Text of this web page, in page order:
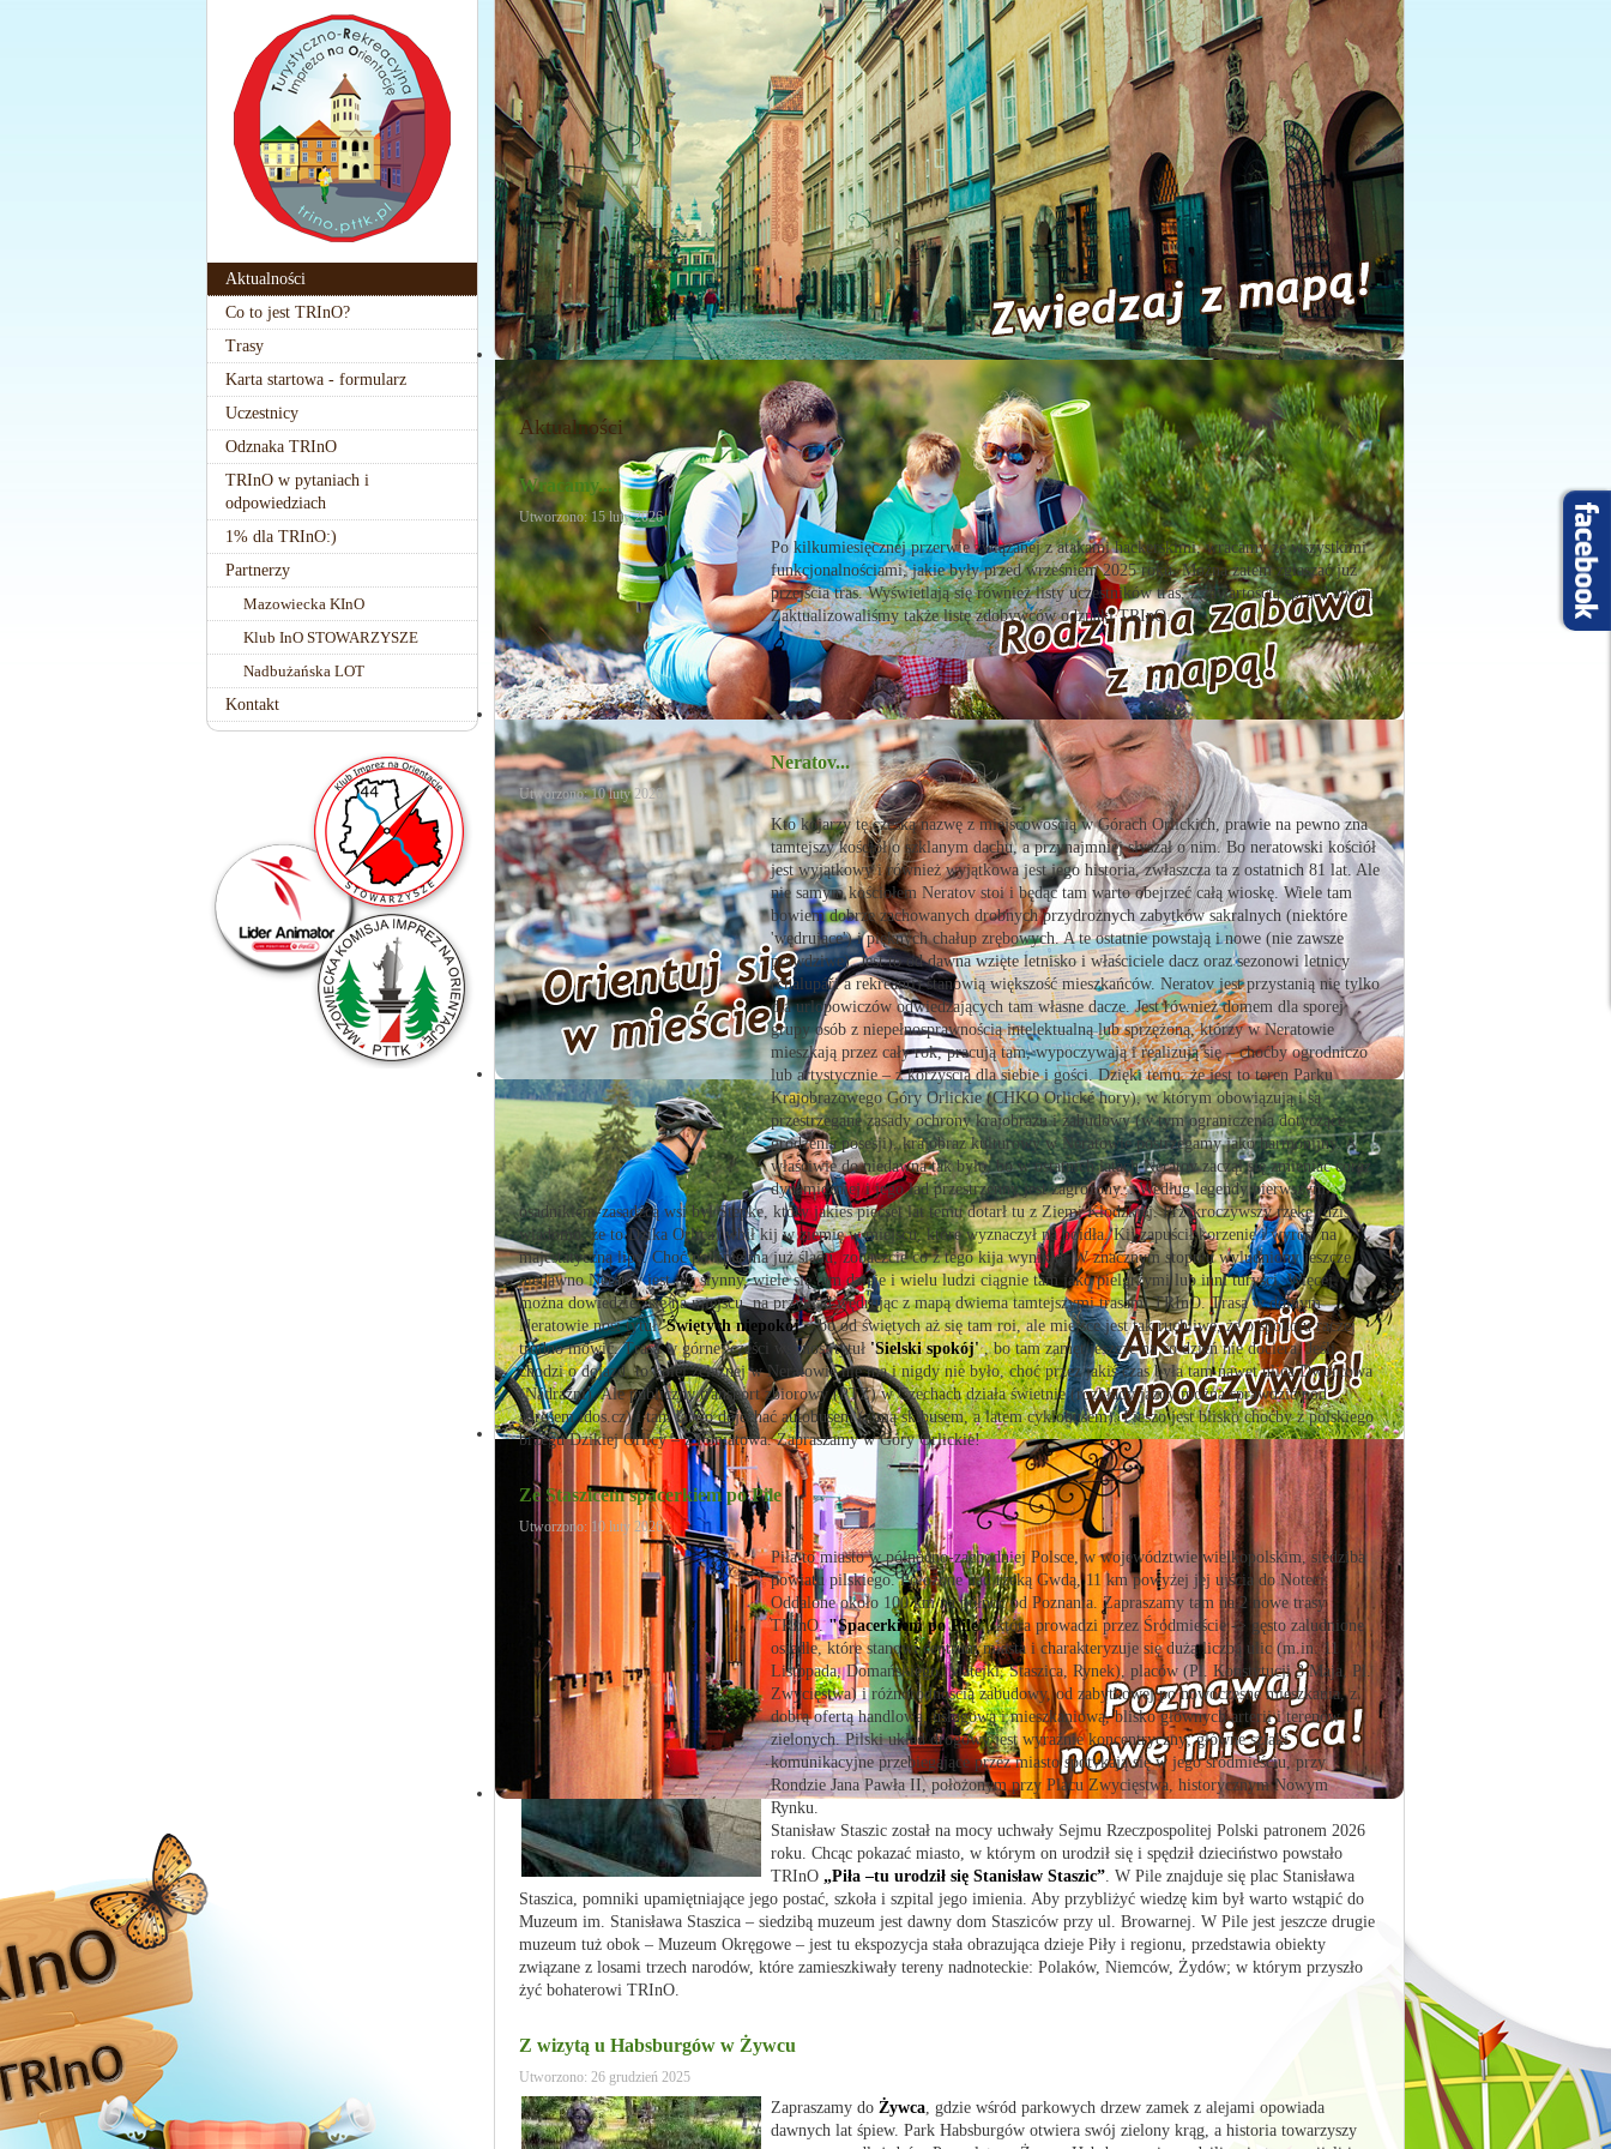
Aktualności
Co to jest TRInO?
Trasy
Karta startowa - formularz
Uczestnicy
Odznaka TRInO
TRInO w pytaniach i
odpowiedziach
1% dla TRInO:)
Partnerzy
Mazowiecka KInO
Klub InO STOWARZYSZE
Nadbużańska LOT
Kontakt
Aktualności
Wracamy...
Utworzono: 15 luty 2026
Po kilkumiesięcznej przerwie związanej z atakami hackerskimi, wracamy ze wszystkimi
funkcjonalnościami, jakie były przed wrześniem 2025 roku. Można zatem zgłaszać już
przejścia tras. Wyświetlają się również listy uczestników tras, z zawartością sprzed awarii.
Zaktualizowaliśmy także listę zdobywców odznaki TRInO.
Neratov...
Utworzono: 10 luty 2026
Kto kojarzy tę czeską nazwę z miejscowością w Górach Orlickich, prawie na pewno zna
tamtejszy kościół o szklanym dachu, a przynajmniej słyszał o nim. Bo neratowski kościół
jest wyjątkowy i również wyjątkowa jest jego historia, zwłaszcza ta z ostatnich 81 lat. Ale
nie samym kościołem Neratov stoi i będąc tam warto obejrzeć całą wioskę. Wiele tam
bowiem dobrze zachowanych drobnych przydrożnych zabytków sakralnych (niektóre
'wędrujące') i pięknych chałup zrębowych. A te ostatnie powstają i nowe (nie zawsze
prawdziwe). Jest to od dawna wzięte letnisko i właściciele dacz oraz sezonowi letnicy
(chalupáři a rekreanti) stanowią większość mieszkańców. Neratov jest przystanią nie tylko
dla urlopowiczów odwiedzających tam własne dacze. Jest również domem dla sporej
grupy osób z niepełnosprawnością intelektualną lub sprzężoną, którzy w Neratowie
mieszkają przez cały rok, pracują tam, wypoczywają i realizują się – choćby ogrodniczo
lub artystycznie – z korzyścią dla siebie i gości. Dzięki temu, że jest to teren Parku
Krajobrazowego Góry Orlickie (CHKO Orlické hory), w którym obowiązują i są
przestrzegane zasady ochrony krajobrazu i zabudowy (w tym ograniczenia dotyczące
grodzenia posesji), krajobraz kulturowy w Neratowie postrzegamy jako harmonijny. A
właściwie do niedawna tak było, bo w ostatnich latach Neratov zaczął się zmieniać coraz
dynamiczniej i jego ład przestrzenny jest zagrożony... Według legendy pierwszym
osadnikiem-zasadźcą wsi był Stepke, który jakieś pięćset lat temu dotarł tu z Ziemi Kłodzkiej. Przekroczywszy rzekę (dziś
wiadomo, że to Dzika Orlica) wbił kij w ziemię w miejscu, które wyznaczył na poidła. Kij zapuścił korzenie i wyrósł na
majestatyczną lipę. Choć po lipie ma już śladu, zobaczcie co z tego kija wynikło. W znacznym stopniu wyludniony jeszcze
niedawno Neratov jest już słynny, wiele się tam dzieje i wielu ludzi ciągnie tam jako pielgrzymi lub inni turyści. Więcej
można dowiedzieć się na miejscu, na przykład wędrując z mapą dwiema tamtejszymi trasami TRInO. Trasa w dolnym
Neratowie nosi tytuł'Świętych niepokój', bo od świętych aż się tam roi, ale miejsce jest tak ruchliwe, że o spokoju raczej
trudno mówić. Trasa w górnej części wsi nosi tytuł 'Sielski spokój', bo tam zamęt jeszcze na co dzień nie dociera. Jeśli
chodzi o dojazd, to kolei żelaznej w Neratowie nie ma i nigdy nie było, choć przez jakiś czas była tam nawet ulica Dworcowa
(Nádražní). Ale publiczny transport zbiorowy (PTZ) w Czechach działa świetnie (rozkłady jazdy można sprawdzić pod
adresem idos.cz) i tam łatwo dojechać autobusem (zimą skibusem, a latem cyklobusem). Pieszo jest blisko choćby z polskiego
brzegu Dzikiej Orlicy – z Poniatowa. Zapraszamy w Góry Orlickie!
Ze Staszicem spacerkiem po Pile
Utworzono: 10 luty 2026
Piła to miasto w północno-zachodniej Polsce, w województwie wielkopolskim, siedziba
powiatu pilskiego. Położone nad rzeką Gwdą, 11 km powyżej jej ujścia do Noteci.
Oddalone około 100 km na północ od Poznania. Zapraszamy tam na 2 nowe trasy
TRInO."Spacerkiem po Pile”, która prowadzi przez Śródmieście -> gęsto zaludnione
osiedle, które stanowi centrum miasta i charakteryzuje się dużą liczbą ulic (m.in. 11
Listopada, Domańskiego, Matejki, Staszica, Rynek), placów (Pl. Konstytucji 3 Maja, Pl.
Zwycięstwa) i różnorodnością zabudowy, od zabytkowej po nowoczesne mieszkania, z
dobrą ofertą handlową, usługową i mieszkaniową, blisko głównych arterii i terenów
zielonych. Pilski układ drogowy jest wyraźnie koncentryczny; główne szlaki
komunikacyjne przebiegające przez miasto spotykają się w jego śródmieściu, przy
Rondzie Jana Pawła II, położonym przy Placu Zwycięstwa, historycznym Nowym
Rynku.
Stanisław Staszic został na mocy uchwały Sejmu Rzeczpospolitej Polski patronem 2026
roku. Chcąc pokazać miasto, w którym on urodził się i spędził dzieciństwo powstało
TRInO „Piła –tu urodził się Stanisław Staszic”. W Pile znajduje się plac Stanisława
Staszica, pomniki upamiętniające jego postać, szkoła i szpital jego imienia. Aby przybliżyć wiedzę kim był warto wstąpić do
Muzeum im. Stanisława Staszica – siedzibą muzeum jest dawny dom Stasziców przy ul. Browarnej. W Pile jest jeszcze drugie
muzeum tuż obok – Muzeum Okręgowe – jest tu ekspozycja stała obrazująca dzieje Piły i regionu, przedstawia obiekty
związane z losami trzech narodów, które zamieszkiwały tereny nadnoteckie: Polaków, Niemców, Żydów; w którym przyszło
żyć bohaterowi TRInO.
Z wizytą u Habsburgów w Żywcu
Utworzono: 26 grudzień 2025
Zapraszamy do Żywca, gdzie wśród parkowych drzew zamek z alejami opowiada
dawnych lat śpiew. Park Habsburgów otwiera swój zielony krąg, a historia towarzyszy